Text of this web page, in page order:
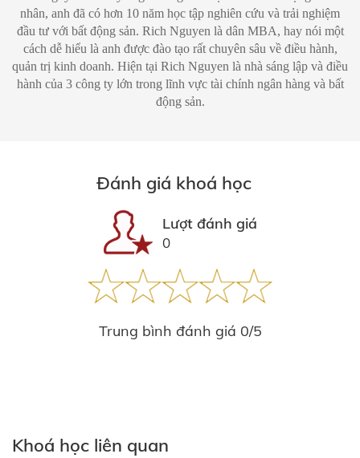
nhân, anh đã có hơn 10 năm học tập nghiên cứu và trải nghiệm
đầu tư với bất động sản. Rich Nguyen là dân MBA, hay nói một
cách dễ hiểu là anh được đào tạo rất chuyên sâu về điều hành,
quản trị kinh doanh. Hiện tại Rich Nguyen là nhà sáng lập và điều
hành của 3 công ty lớn trong lĩnh vực tài chính ngân hàng và bất
động sản.
Đánh giá khoá học
Lượt đánh giá
0
Trung bình đánh giá 0/5
Khoá học liên quan